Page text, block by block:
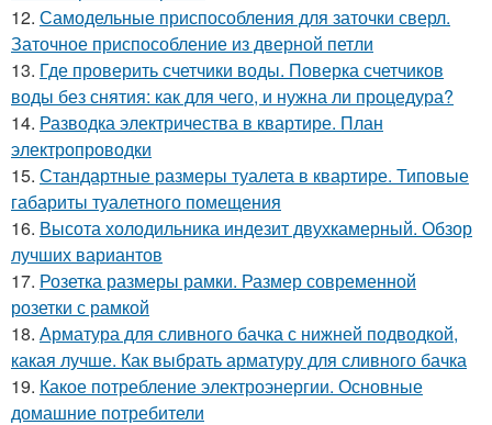
12. Самодельные приспособления для заточки сверл.
Заточное приспособление из дверной петли
13. Где проверить счетчики воды. Поверка счетчиков
воды без снятия: как для чего, и нужна ли процедура?
14. Разводка электричества в квартире. План
электропроводки
15. Стандартные размеры туалета в квартире. Типовые
габариты туалетного помещения
16. Высота холодильника индезит двухкамерный. Обзор
лучших вариантов
17. Розетка размеры рамки. Размер современной
розетки с рамкой
18. Арматура для сливного бачка с нижней подводкой,
какая лучше. Как выбрать арматуру для сливного бачка
19. Какое потребление электроэнергии. Основные
домашние потребители